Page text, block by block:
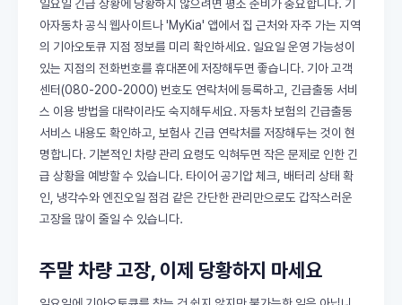
일요일 긴급 상황에 당황하지 않으려면 평소 준비가 중요합니다. 기
아자동차 공식 웹사이트나 'MyKia' 앱에서 집 근처와 자주 가는 지역
의 기아오토큐 지점 정보를 미리 확인하세요. 일요일 운영 가능성이
있는 지점의 전화번호를 휴대폰에 저장해두면 좋습니다. 기아 고객
센터(080-200-2000) 번호도 연락처에 등록하고, 긴급출동 서비
스 이용 방법을 대략이라도 숙지해두세요. 자동차 보험의 긴급출동
서비스 내용도 확인하고, 보험사 긴급 연락처를 저장해두는 것이 현
명합니다. 기본적인 차량 관리 요령도 익혀두면 작은 문제로 인한 긴
급 상황을 예방할 수 있습니다. 타이어 공기압 체크, 배터리 상태 확
인, 냉각수와 엔진오일 점검 같은 간단한 관리만으로도 갑작스러운
고장을 많이 줄일 수 있습니다.
주말 차량 고장, 이제 당황하지 마세요